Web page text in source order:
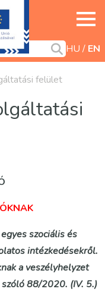
HU EN
felület
szociális és
intézkedésekről.
a veszélyhelyzet
88/2020. (IV. 5.)